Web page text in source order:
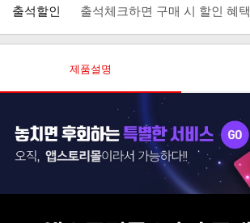
출석할인 출석체크하면 구매 시 할인 혜택
제품설명